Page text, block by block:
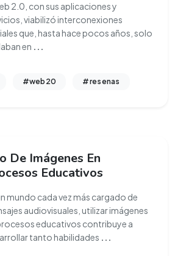
2.0, con sus aplicaciones y
viabilizó interconexiones
que, hasta hace pocos años, solo
en ...
#web20 #resenas
De Imágenes En
Educativos
mundo cada vez más cargado de
audiovisuales, utilizar imágenes
educativos contribuye a
tanto habilidades ...